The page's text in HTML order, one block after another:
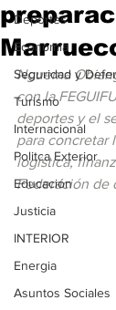
Deportes
Economia
Seguridad y
Turismo
Internacional
Politca Exterior
Educación
Justicia
INTERIOR
Energia
Asuntos Sociales
Nguema
con la
deportes y el
para concretar
logística,
Federación de